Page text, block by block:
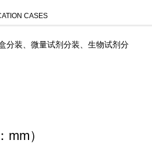
CASES
分装、微量试剂分装、生物试剂分
mm）